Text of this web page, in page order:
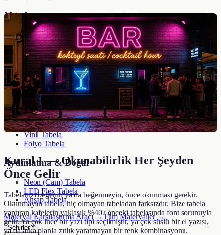
Metal
Alüminyum Tabela
Paslanmaz Çelik Tabela
Krom Tabela
Galvaniz Tabela
Kompozit (ACP) Tabela
Plastik & Akrilik
Pleksi Tabela
Akrilik Tabela
PVC Tabela
Vinil Tabela
Folyo Tabela
Aydınlatma & Doğal
Neon (Cam) Tabela
LED Flex Tabela
Ahşap Tabela
Materyal Karşılaştırma Aracı →Tüm Materyaller →
Şehirler
Kural 1 — Okunabilirlik Her Şeyden
Önce Gelir
Tabelanızı beğenin ya da beğenmeyin, önce okunması gerekir.
Okunmayan tabela, hiç olmayan tabeladan farksızdır. Bize tabela
yaptıran kafelerin yaklaşık %40'ı önceki tabelasında font sorunuyla
gelir. Ya çok ince bir yazı tipi seçilmiştir, ya çok süslü bir el yazısı,
ya da arka planla zıtlık yaratmayan bir renk kombinasyonu.